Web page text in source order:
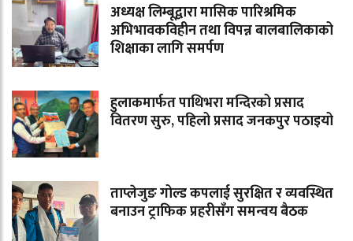
अध्यक्ष लिम्बूद्वारा मासिक पारिश्रमिक
अभिभावकविहीन तथा विपन्न बालबालिकाको
शिक्षाका लागि समर्पण
हुलाकमार्फत पाथिभरा मन्दिरको प्रसाद
वितरण सुरु, पहिलो प्रसाद जनकपुर पठाइयो
ताप्लेजुङ गोल्ड कपलाई सुरक्षित र व्यवस्थित
बनाउन ट्राफिक प्रहरीसँग समन्वय बैठक